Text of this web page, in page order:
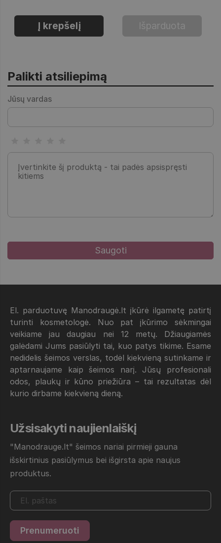
Į krepšelį Išparduota
Palikti atsiliepimą
Jūsų vardas
El. parduotuvę Manodraugė.lt įkūrė ilgametę patirtį
turinti kosmetologė. Nuo pat įkūrimo sėkmingai
veikiame jau daugiau nei 12 metų. Džiaugiamės
galėdami Jums pasiūlyti tai, kuo patys tikime. Esame
nedidelis šeimos verslas, todėl kiekvieną sutinkame ir
aptarnaujame kaip šeimos narį. Jūsų profesionali
odos, plaukų ir kūno priežiūra – tai rezultatas dėl
kurio dirbame kiekvieną dieną.
Užsisakyti naujienlaiškį
"Manodrauge.lt" šeimos nariai pirmieji gauna
išskirtinius pasiūlymus bei išgirsta apie naujus
produktus.